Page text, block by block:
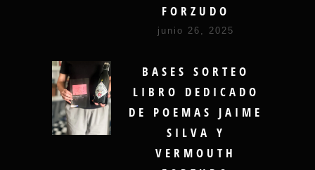
FORZUDO
junio 26, 2025
BASES SORTEO
LIBRO DEDICADO
DE POEMAS JAIME
SILVA Y
VERMOUTH